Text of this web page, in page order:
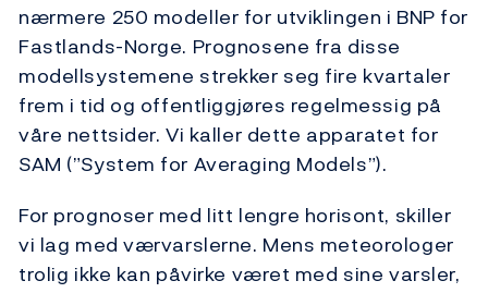
nærmere 250 modeller for utviklingen i BNP for
Fastlands-Norge. Prognosene fra disse
modellsystemene strekker seg fire kvartaler
frem i tid og offentliggjøres regelmessig på
våre nettsider. Vi kaller dette apparatet for
SAM (”System for Averaging Models”).
For prognoser med litt lengre horisont, skiller
vi lag med værvarslerne. Mens meteorologer
trolig ikke kan påvirke været med sine varsler,